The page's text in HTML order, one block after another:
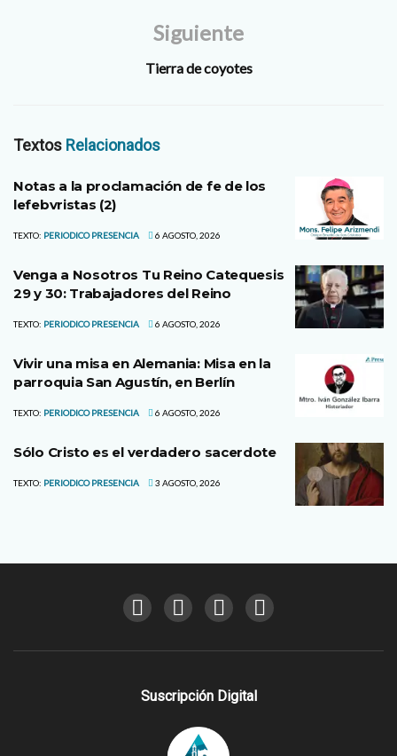
Siguiente
Tierra de coyotes
Textos Relacionados
Notas a la proclamación de fe de los
lefebvristas (2)
TEXTO: PERIODICO PRESENCIA 6 AGOSTO, 2026
Venga a Nosotros Tu Reino Catequesis
29 y 30: Trabajadores del Reino
TEXTO: PERIODICO PRESENCIA 6 AGOSTO, 2026
Vivir una misa en Alemania: Misa en la
parroquia San Agustín, en Berlín
TEXTO: PERIODICO PRESENCIA 6 AGOSTO, 2026
Sólo Cristo es el verdadero sacerdote
TEXTO: PERIODICO PRESENCIA 3 AGOSTO, 2026
Suscripción Digital